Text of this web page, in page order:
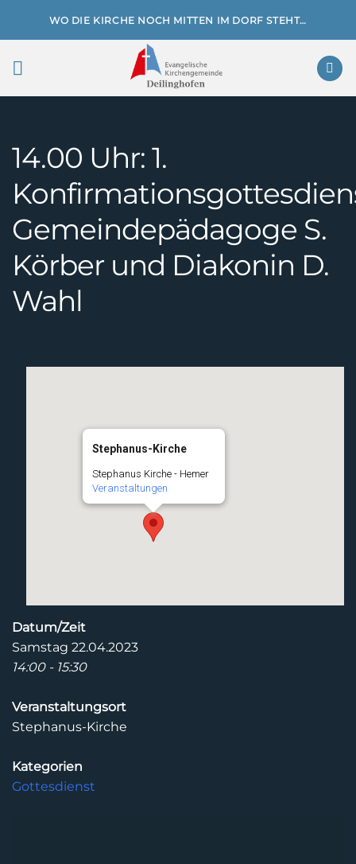
WO DIE KIRCHE NOCH MITTEN IM DORF STEHT…
14.00 Uhr: 1.
Gemeindepädagoge S.
Körber und Diakonin D.
Wahl
Stephanus-Kirche
Stephanus Kirche - Hemer
Veranstaltungen
Datum/Zeit
Samstag 22.04.2023
14:00 - 15:30
Veranstaltungsort
Stephanus-Kirche
Kategorien
Gottesdienst